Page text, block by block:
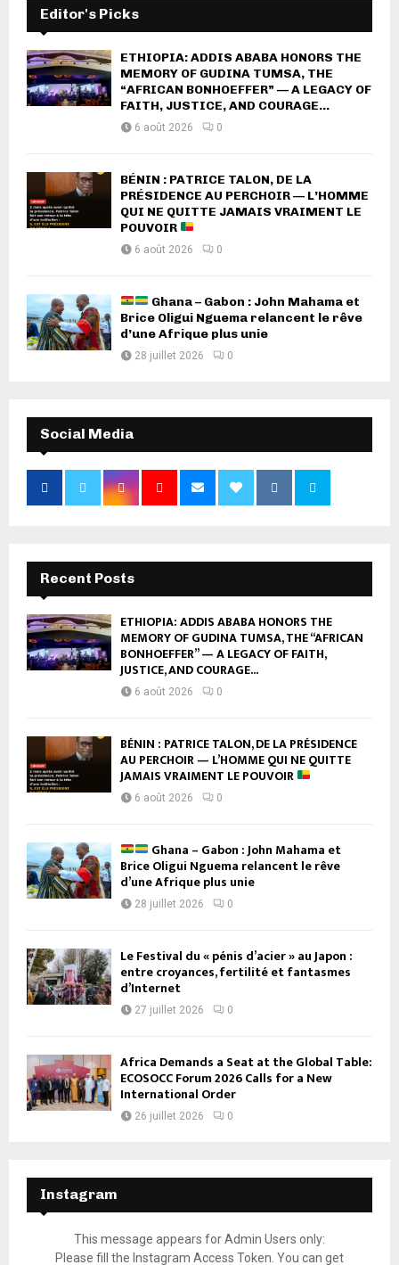
Editor's Picks
ETHIOPIA: ADDIS ABABA HONORS THE
MEMORY OF GUDINA TUMSA, THE
“AFRICAN BONHOEFFER” — A LEGACY OF
FAITH, JUSTICE, AND COURAGE...
6 août 2026 0
BÉNIN : PATRICE TALON, DE LA
PRÉSIDENCE AU PERCHOIR — L’HOMME
QUI NE QUITTE JAMAIS VRAIMENT LE
POUVOIR
6 août 2026 0
Ghana – Gabon : John Mahama et
Brice Oligui Nguema relancent le rêve
d’une Afrique plus unie
28 juillet 2026 0
Social Media
Recent Posts
ETHIOPIA: ADDIS ABABA HONORS THE
MEMORY OF GUDINA TUMSA, THE “AFRICAN
BONHOEFFER” — A LEGACY OF FAITH,
JUSTICE, AND COURAGE...
6 août 2026 0
BÉNIN : PATRICE TALON, DE LA PRÉSIDENCE
AU PERCHOIR — L’HOMME QUI NE QUITTE
JAMAIS VRAIMENT LE POUVOIR
6 août 2026 0
Ghana – Gabon : John Mahama et
Brice Oligui Nguema relancent le rêve
d’une Afrique plus unie
28 juillet 2026 0
Le Festival du « pénis d’acier » au Japon :
entre croyances, fertilité et fantasmes
d’Internet
27 juillet 2026 0
Africa Demands a Seat at the Global Table:
ECOSOCC Forum 2026 Calls for a New
International Order
26 juillet 2026 0
Instagram
This message appears for Admin Users only:
Please fill the Instagram Access Token. You can get